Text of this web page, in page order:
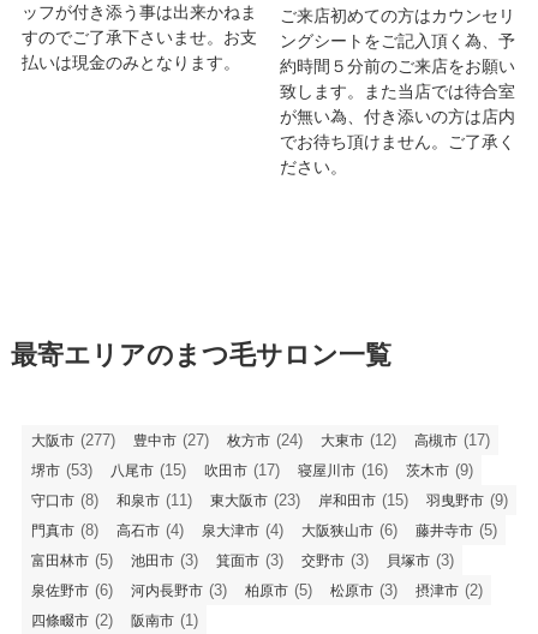
ッフが付き添う事は出来かねま
すのでご了承下さいませ。お支
払いは現金のみとなります。
ご来店初めての方はカウンセリ
ングシートをご記入頂く為、予
約時間５分前のご来店をお願い
致します。また当店では待合室
が無い為、付き添いの方は店内
でお待ち頂けません。ご了承く
ださい。
最寄エリアのまつ毛サロン一覧
大阪市 (277) 豊中市 (27) 枚方市 (24) 大東市 (12) 高槻市 (17)
堺市 (53) 八尾市 (15) 吹田市 (17) 寝屋川市 (16) 茨木市 (9)
守口市 (8) 和泉市 (11) 東大阪市 (23) 岸和田市 (15) 羽曳野市 (9)
門真市 (8) 高石市 (4) 泉大津市 (4) 大阪狭山市 (6) 藤井寺市 (5)
富田林市 (5) 池田市 (3) 箕面市 (3) 交野市 (3) 貝塚市 (3)
泉佐野市 (6) 河内長野市 (3) 柏原市 (5) 松原市 (3) 摂津市 (2)
四條畷市 (2) 阪南市 (1)